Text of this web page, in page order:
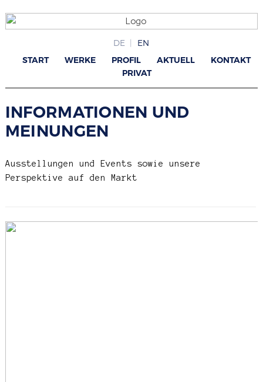
DE EN
START WERKE PROFIL AKTUELL
KONTAKT
PRIVAT
INFORMATIONEN UND
MEINUNGEN
Ausstellungen und Events sowie unsere
Perspektive auf den Markt